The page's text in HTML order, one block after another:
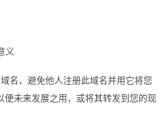
义
名，避免他人注册此域名并用它将您
便未来发展之用，或将其转发到您的现